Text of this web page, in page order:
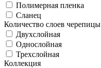
Полимерная пленка
Сланец
Количество слоев черепицы
Двухслойная
Однослойная
Трехслойная
Коллекция